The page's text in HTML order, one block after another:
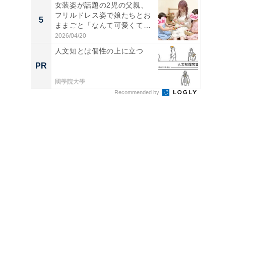
5
女装姿が話題の2児の父親、
フリルドレス姿で娘たちとお
ままごと「なんて可愛くて平
和...
2026/04/20
PR
人文知とは個性の上に立つ
國學院大學
Recommended by